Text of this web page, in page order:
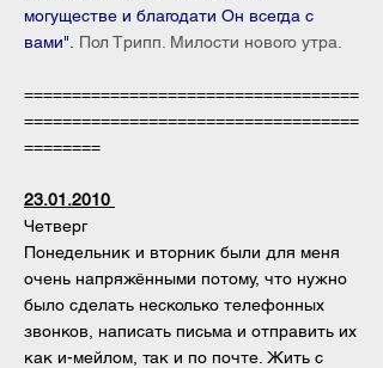
могуществе и благодати Он всегда с
вами". Пол Трипп. Милости нового утра.
===================================
===================================
========
23.01.2010
Четверг
Понедельник и вторник были для меня
очень напряжёнными потому, что нужно
было сделать несколько телефонных
звонков, написать письма и отправить их
как и-мейлом, так и по почте. Жить с